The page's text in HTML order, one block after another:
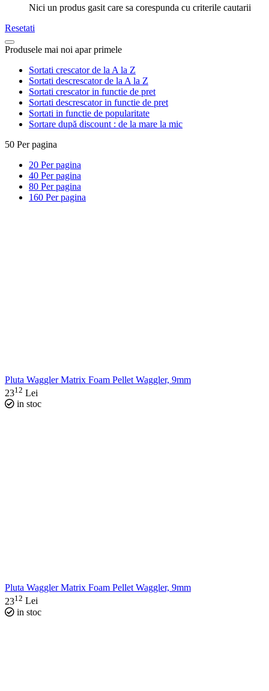
Nici un produs gasit care sa corespunda cu criterile cautarii
Resetati
Produsele mai noi apar primele
Sortati crescator de la A la Z
Sortati descrescator de la A la Z
Sortati crescator in functie de pret
Sortati descrescator in functie de pret
Sortati in functie de popularitate
Sortare după discount : de la mare la mic
50 Per pagina
20 Per pagina
40 Per pagina
80 Per pagina
160 Per pagina
Pluta Waggler Matrix Foam Pellet Waggler, 9mm
2312 Lei
in stoc
Pluta Waggler Matrix Foam Pellet Waggler, 9mm
2312 Lei
in stoc